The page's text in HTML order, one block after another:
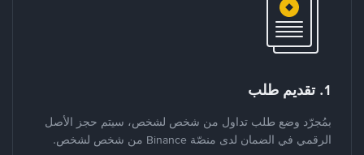
1. تقديم طلب
بمُجرّد وضع طلب تداول من شخص لشخص، سيتم حجز الأصل
الرقمي في الضمان لدى منصّة Binance من شخص لشخص.